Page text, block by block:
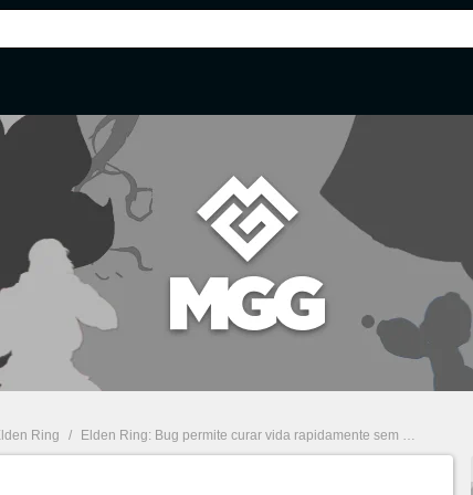
Ring / Elden Ring: Bug permite curar vida rapidamente sem usar frascos